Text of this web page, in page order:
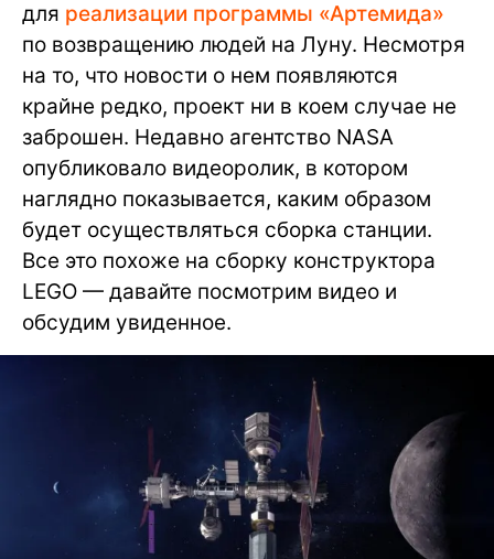
для реализации программы «Артемида»
по возвращению людей на Луну. Несмотря
на то, что новости о нем появляются
крайне редко, проект ни в коем случае не
заброшен. Недавно агентство NASA
опубликовало видеоролик, в котором
наглядно показывается, каким образом
будет осуществляться сборка станции.
Все это похоже на сборку конструктора
LEGO — давайте посмотрим видео и
обсудим увиденное.